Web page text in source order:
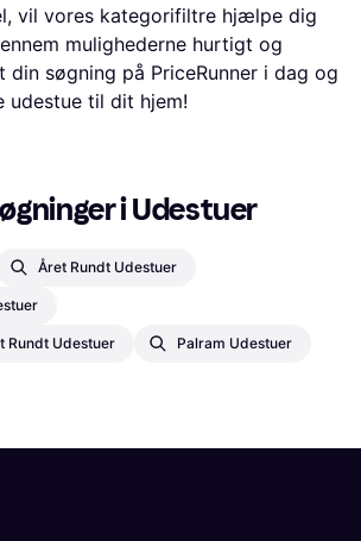
vil vores kategorifiltre hjælpe dig
mulighederne hurtigt og
søgning på PriceRunner i dag og
udestue til dit hjem!
i Udestuer
Året Rundt Udestuer
Rundt Udestuer Palram Udestuer